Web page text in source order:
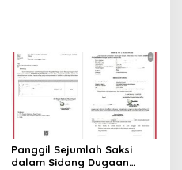
Panggil Sejumlah Saksi
dalam Sidang Dugaan